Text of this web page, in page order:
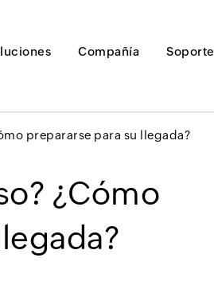
Compañía Soporte
prepararse para su llegada?
¿Cómo